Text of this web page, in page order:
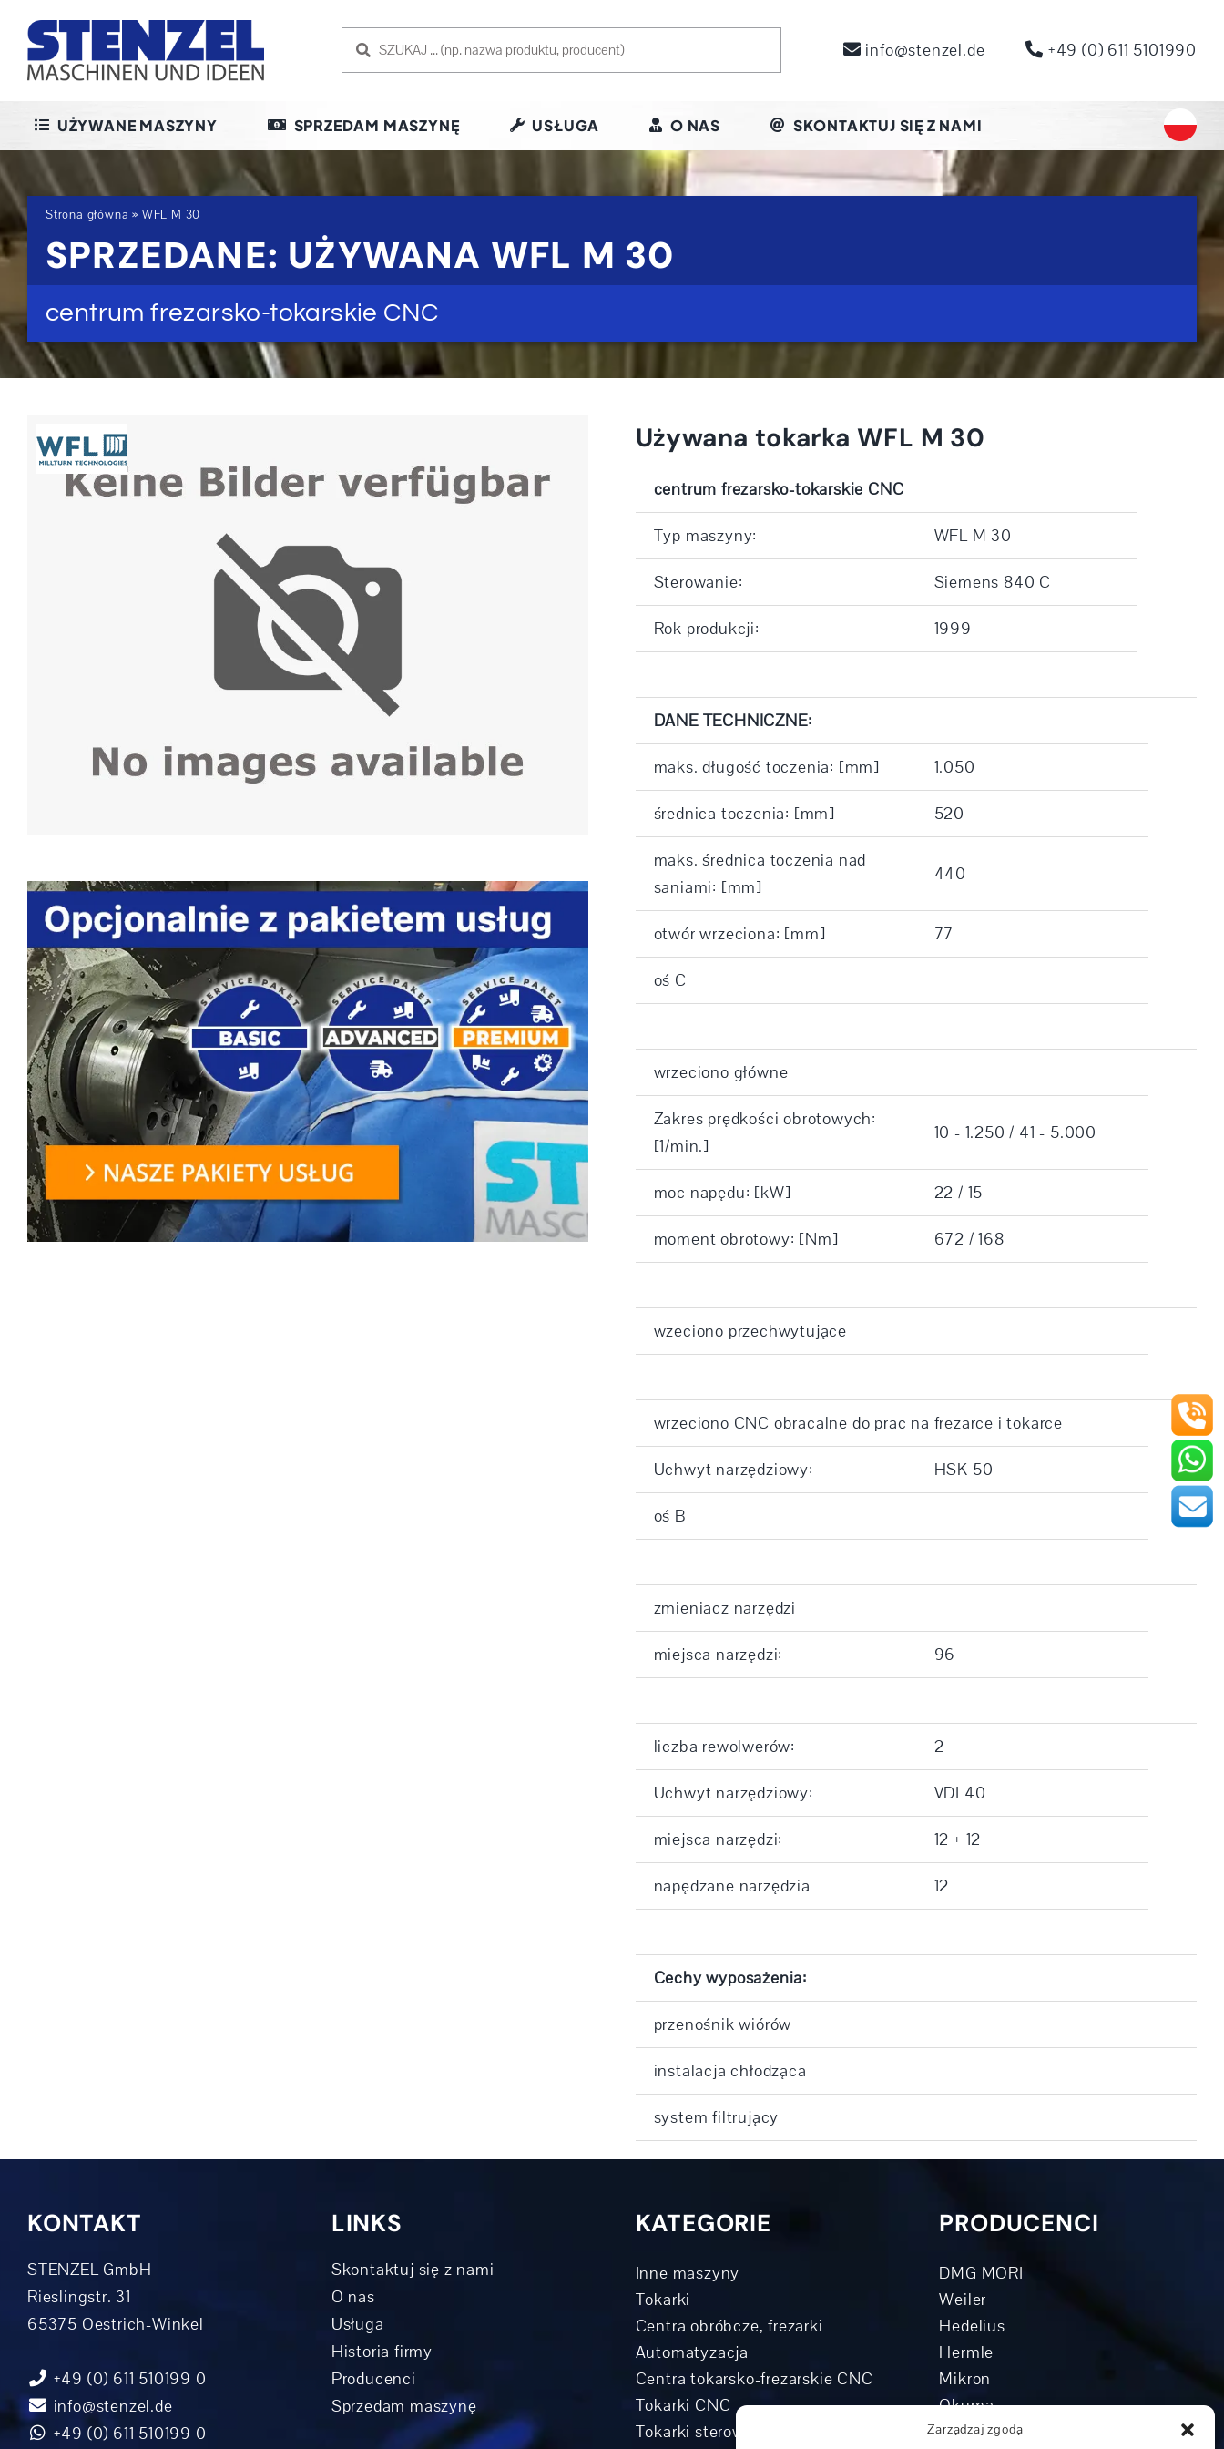
Zarządzaj zgodą
content
info@stenzel.de +49 (0) 611 5101990
UŻYWANE MASZYNY SPRZEDAM MASZYNĘ USŁUGA O NAS SKONTAKTUJ SIĘ Z NAMI
Strona główna » WFL M 30
SPRZEDANE: UŻYWANA WFL M 30
centrum frezarsko-tokarskie CNC
Używana tokarka WFL M 30
centrum frezarsko-tokarskie CNC
Typ maszyny: WFL M 30
Sterowanie: Siemens 840 C
Rok produkcji: 1999
DANE TECHNICZNE:
maks. długość toczenia: [mm] 1.050
średnica toczenia: [mm] 520
maks. średnica toczenia nad
saniami: [mm]
440
otwór wrzeciona: [mm] 77
oś C
wrzeciono główne
Zakres prędkości obrotowych:
[1/min.]
10 - 1.250 / 41 - 5.000
moc napędu: [kW] 22 / 15
moment obrotowy: [Nm] 672 / 168
wzeciono przechwytujące
wrzeciono CNC obracalne do prac na frezarce i tokarce
Uchwyt narzędziowy: HSK 50
oś B
zmieniacz narzędzi
miejsca narzędzi: 96
liczba rewolwerów: 2
Uchwyt narzędziowy: VDI 40
miejsca narzędzi: 12 + 12
napędzane narzędzia 12
Cechy wyposażenia:
przenośnik wiórów
instalacja chłodząca
system filtrujący
KONTAKT
STENZEL GmbH
Rieslingstr. 31
65375 Oestrich-Winkel
+49 (0) 611 510199 0
info@stenzel.de
+49 (0) 611 510199 0
LINKS
Skontaktuj się z nami
O nas
Usługa
Historia firmy
Producenci
Sprzedam maszynę
KATEGORIE
Inne maszyny
Tokarki
Centra obróbcze, frezarki
Automatyzacja
Centra tokarsko-frezarskie CNC
Tokarki CNC
Tokarki sterowane rowerowe
PRODUCENCI
DMG MORI
Weiler
Hedelius
Hermle
Mikron
Okuma
Boehringer